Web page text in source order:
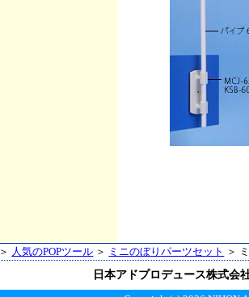
＞ 人気のPOPツール ＞ ミニのぼりパーツセット ＞
日本アドプロデュース株式会